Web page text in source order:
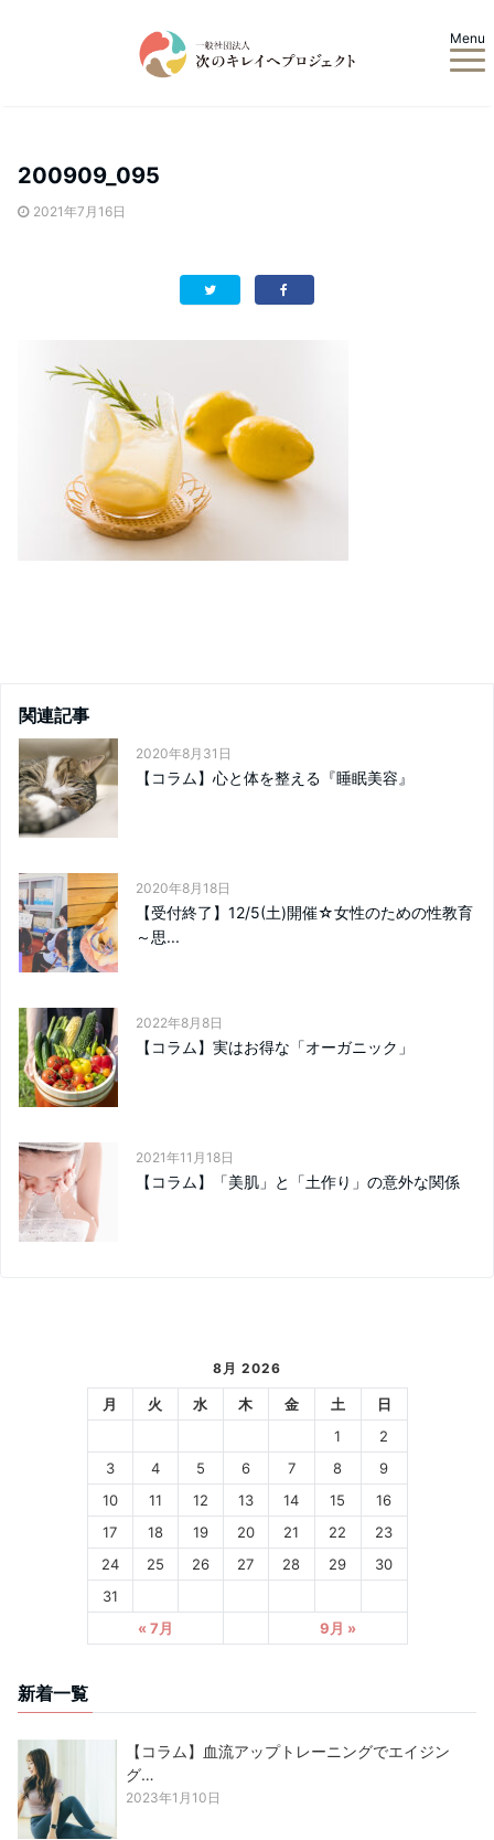
Menu
200909_095
2021年7月16日
関連記事
2020年8月31日
【コラム】心と体を整える『睡眠美容』
2020年8月18日
【受付終了】12/5(土)開催☆女性のための性教育
～思...
2022年8月8日
【コラム】実はお得な「オーガニック」
2021年11月18日
【コラム】「美肌」と「土作り」の意外な関係
8月 2026
月 火 水 木 金 土
日
1
2
3
4 5 6 7 8
9
10
11 12 13 14 15
16
17
18 19 20 21 22
23
24
25 26 27 28 29
30
31
« 7月
9月 »
新着一覧
【コラム】血流アップトレーニングでエイジン
グ…
2023年1月10日